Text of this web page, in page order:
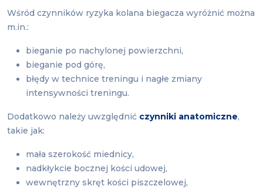
Wśród czynników ryzyka kolana biegacza wyróżnić można
m.in.:
bieganie po nachylonej powierzchni,
bieganie pod górę,
błędy w technice treningu i nagłe zmiany
intensywności treningu.
Dodatkowo należy uwzględnić czynniki anatomiczne,
takie jak:
mała szerokość miednicy,
nadkłykcie bocznej kości udowej,
wewnętrzny skręt kości piszczelowej,